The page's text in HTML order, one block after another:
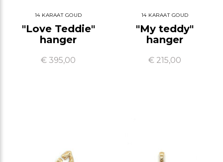
14 KARAAT GOUD
"Love Teddie"
hanger
€ 395,00
14 KARAAT GOUD
"My teddy"
hanger
€ 215,00